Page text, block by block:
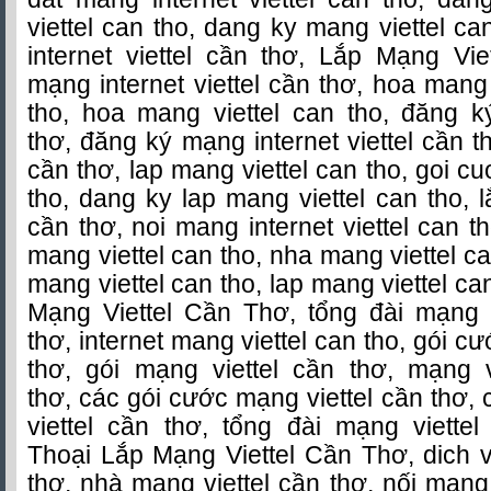
viettel can tho, dang ky mang viettel
internet viettel cần thơ, Lắp Mạng
mạng internet viettel cần thơ, hoa
tho, hoa mang viettel can tho, đăng
thơ, đăng ký mạng internet viettel cần
cần thơ, lap mang viettel can tho, goi
tho, dang ky lap mang viettel can tho,
cần thơ, noi mang internet viettel can
mang viettel can tho, nha mang viettel
mang viettel can tho, lap mang viettel
Mạng Viettel Cần Thơ, tổng đài mạng
thơ, internet mang viettel can tho, gói
thơ, gói mạng viettel cần thơ, mạng
thơ, các gói cước mạng viettel cần thơ,
viettel cần thơ, tổng đài mạng
Thoại Lắp Mạng Viettel Cần Thơ, dich
thơ, nhà mạng viettel cần thơ, nối